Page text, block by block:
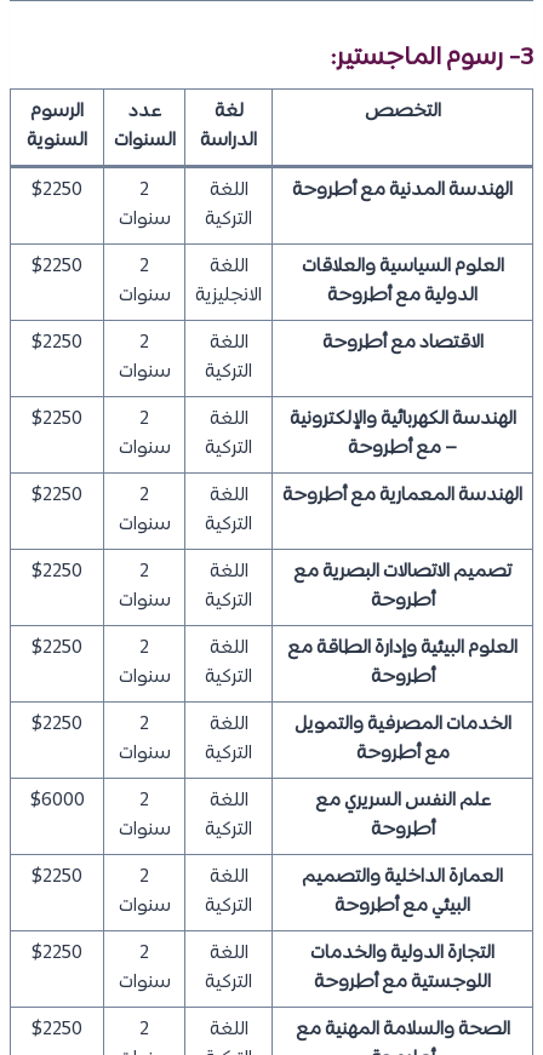
3- رسوم الماجستير:
التخصص
لغة
الدراسة
عدد
السنوات
الرسوم
السنوية
الهندسة المدنية مع أطروحة
اللغة
التركية
2
سنوات
$2250
العلوم السياسية والعلاقات
الدولية مع أطروحة
اللغة
الانجليزية
2
سنوات
$2250
الاقتصاد مع أطروحة
اللغة
التركية
2
سنوات
$2250
الهندسة الكهربائية والإلكترونية
– مع أطروحة
اللغة
التركية
2
سنوات
$2250
الهندسة المعمارية مع أطروحة
اللغة
التركية
2
سنوات
$2250
تصميم الاتصالات البصرية مع
أطروحة
اللغة
التركية
2
سنوات
$2250
العلوم البيئية وإدارة الطاقة مع
أطروحة
اللغة
التركية
2
سنوات
$2250
الخدمات المصرفية والتمويل
مع أطروحة
اللغة
التركية
2
سنوات
$2250
علم النفس السريري مع
أطروحة
اللغة
التركية
2
سنوات
$6000
العمارة الداخلية والتصميم
البيئي مع أطروحة
اللغة
التركية
2
سنوات
$2250
التجارة الدولية والخدمات
اللوجستية مع أطروحة
اللغة
التركية
2
سنوات
$2250
الصحة والسلامة المهنية مع
اللغة
2
$2250